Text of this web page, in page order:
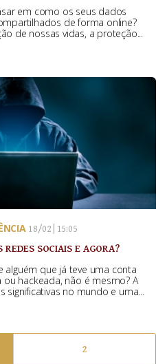
em como os seus dados
de forma online?
de nossas vidas, a proteção...
18/02 | 15:05
SOCIAIS E AGORA?
alguém que já teve uma conta
hackeada, não é mesmo? A
significativas no mundo e uma...
2